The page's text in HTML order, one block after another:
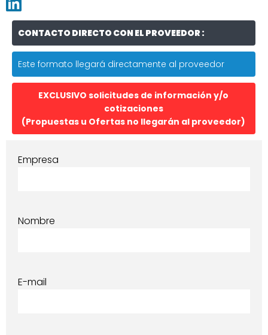
CONTACTO DIRECTO CON EL PROVEEDOR :
Este formato llegará directamente al proveedor
EXCLUSIVO solicitudes de información y/o
cotizaciones
(Propuestas u Ofertas no llegarán al proveedor)
Empresa
Nombre
E-mail